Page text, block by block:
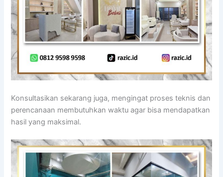
Konsultasikan sekarang juga, mengingat proses teknis dan
perencanaan membutuhkan waktu agar bisa mendapatkan
hasil yang maksimal.